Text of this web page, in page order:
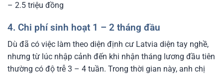
– 2.5 triệu đồng
4. Chi phí sinh hoạt 1 – 2 tháng đầu
Dù đã có việc làm theo diện định cư Latvia diện tay nghề,
nhưng từ lúc nhập cảnh đến khi nhận tháng lương đầu tiên
thường có độ trễ 3 – 4 tuần. Trong thời gian này, anh chị